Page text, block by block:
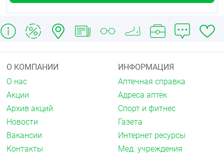
О КОМПАНИИ
О нас
Акции
Архив акций
Новости
Вакансии
Контакты
ИНФОРМАЦИЯ
Аптечная справка
Адреса аптек
Спорт и фитнес
Газета
Интернет ресурсы
Мед. учреждения